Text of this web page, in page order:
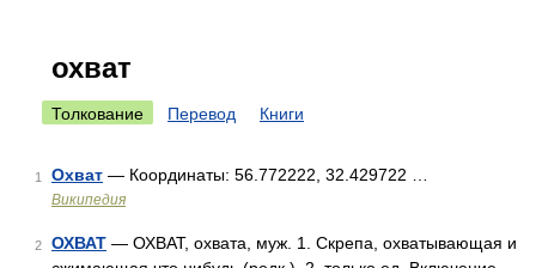
охват
Толкование Перевод Книги
1 Охват — Координаты: 56.772222, 32.429722 …
Википедия
2 ОХВАТ — ОХВАТ, охвата, муж. 1. Скрепа, охватывающая и